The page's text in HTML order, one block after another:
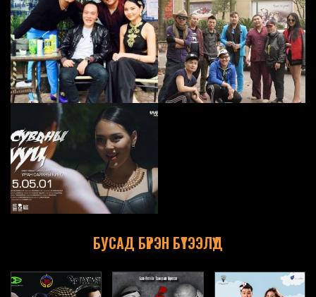
БУСАД БҮРЭН БҮТЭЭЛҮҮД